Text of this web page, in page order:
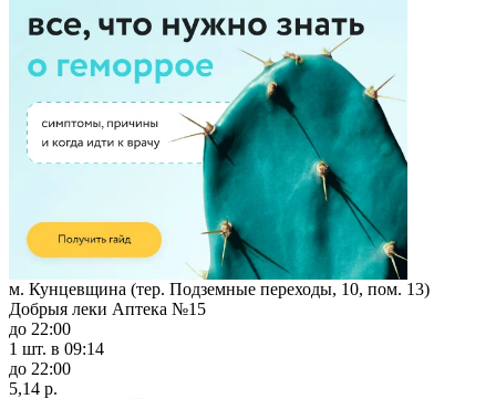
м. Кунцевщина (тер. Подземные переходы, 10, пом. 13)
Добрыя леки Аптека №15
до 22:00
1 шт. в 09:14
до 22:00
5,14 р.